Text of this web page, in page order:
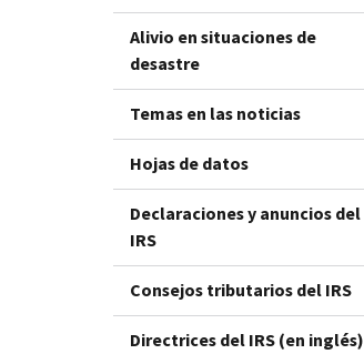
Alivio en situaciones de
desastre
Temas en las noticias
Hojas de datos
Declaraciones y anuncios del
IRS
Consejos tributarios del IRS
Directrices del IRS (en inglés)